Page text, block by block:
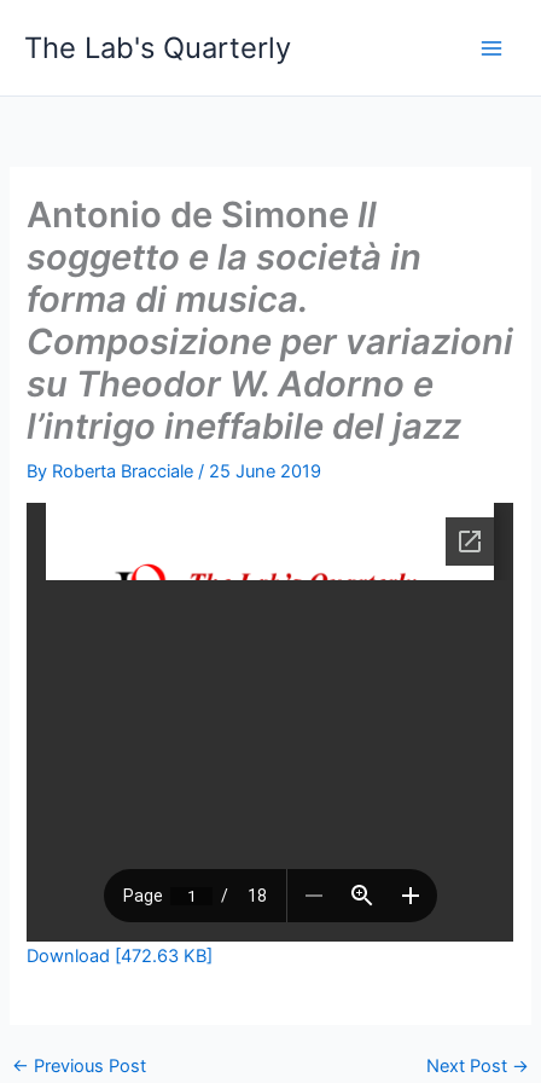
The Lab's Quarterly
Antonio de Simone Il
soggetto e la società in
forma di musica.
Composizione per variazioni
su Theodor W. Adorno e
l’intrigo ineffabile del jazz
By Roberta Bracciale/ 25 June 2019
Download [472.63 KB]
← Previous Post Next Post →